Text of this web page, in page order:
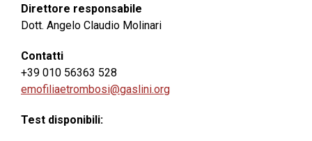
Direttore responsabile
Dott. Angelo Claudio Molinari
Contatti
+39 010 56363 528
emofiliaetrombosi@gaslini.org
Test disponibili: